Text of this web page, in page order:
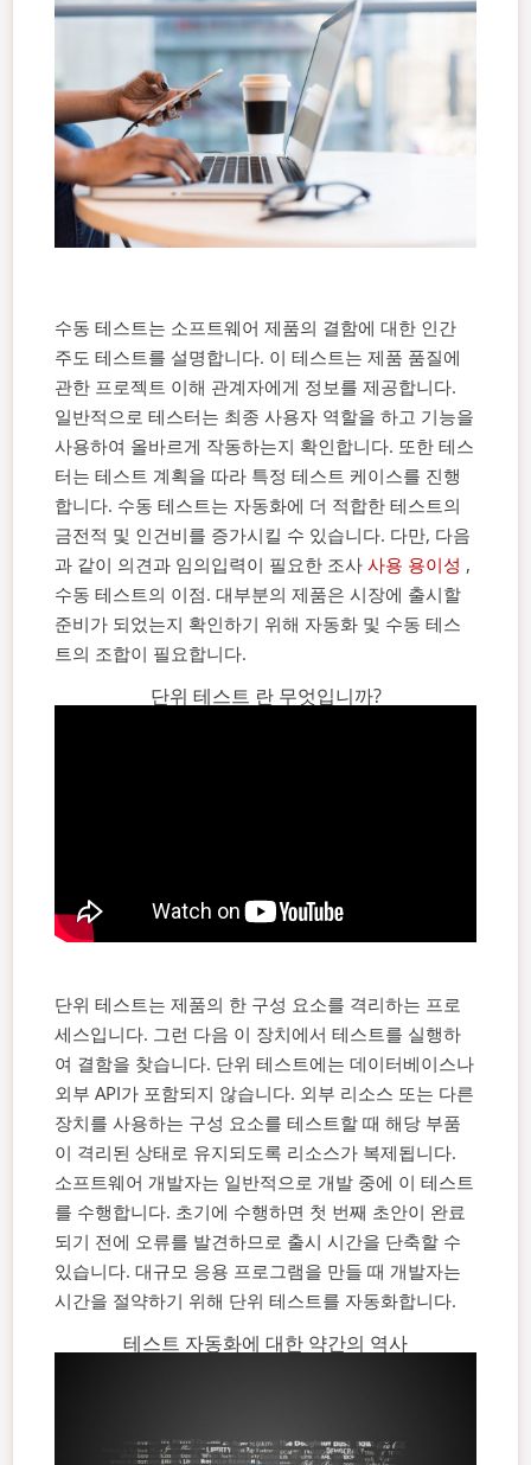
수동 테스트는 소프트웨어 제품의 결함에 대한 인간
주도 테스트를 설명합니다. 이 테스트는 제품 품질에
관한 프로젝트 이해 관계자에게 정보를 제공합니다.
일반적으로 테스터는 최종 사용자 역할을 하고 기능을
사용하여 올바르게 작동하는지 확인합니다. 또한 테스
터는 테스트 계획을 따라 특정 테스트 케이스를 진행
합니다. 수동 테스트는 자동화에 더 적합한 테스트의
금전적 및 인건비를 증가시킬 수 있습니다. 다만, 다음
과 같이 의견과 임의입력이 필요한 조사사용 용이성 ,
수동 테스트의 이점. 대부분의 제품은 시장에 출시할
준비가 되었는지 확인하기 위해 자동화 및 수동 테스
트의 조합이 필요합니다.
단위 테스트 란 무엇입니까?
단위 테스트는 제품의 한 구성 요소를 격리하는 프로
세스입니다. 그런 다음 이 장치에서 테스트를 실행하
여 결함을 찾습니다. 단위 테스트에는 데이터베이스나
외부 API가 포함되지 않습니다. 외부 리소스 또는 다른
장치를 사용하는 구성 요소를 테스트할 때 해당 부품
이 격리된 상태로 유지되도록 리소스가 복제됩니다.
소프트웨어 개발자는 일반적으로 개발 중에 이 테스트
를 수행합니다. 초기에 수행하면 첫 번째 초안이 완료
되기 전에 오류를 발견하므로 출시 시간을 단축할 수
있습니다. 대규모 응용 프로그램을 만들 때 개발자는
시간을 절약하기 위해 단위 테스트를 자동화합니다.
테스트 자동화에 대한 약간의 역사